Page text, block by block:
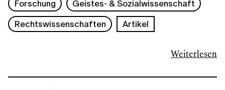
Weiterlesen
Forschung
Geistes- & Sozialwissenschaft
Rechtswissenschaften
Artikel